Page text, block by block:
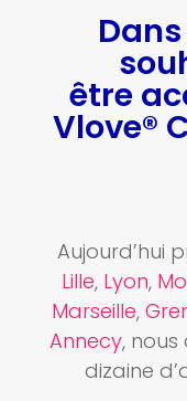
être
Vlove®
Aujourd’hui
Lille, Lyon,
Marseille,
Annecy,
dizaine